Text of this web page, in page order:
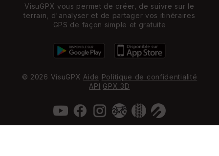
VisuGPX vous permet de créer, de suivre sur le
terrain, d'analyser et de partager vos itinéraires
GPS de façon simple et gratuite
© 2026 VisuGPX Aide Politique de confidentialité
API GPX 3D